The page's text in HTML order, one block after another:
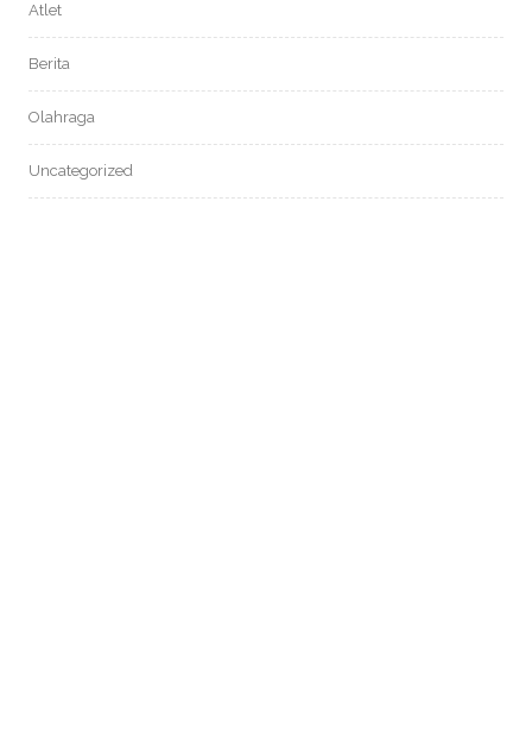
Atlet
Berita
Olahraga
Uncategorized